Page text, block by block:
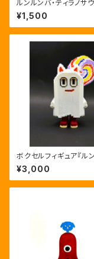
ルンルンバ・ティラノサ
ース
¥1,500
ボクセルフィギュア『ル
おばけ』
¥3,000